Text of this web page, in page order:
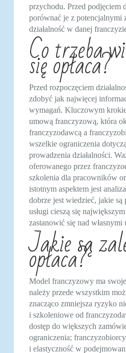
przychodu. Przed podjęciem
porównać je z potencjalnymi
działalność w danej
Co trzeba
się opłaca?
Przed rozpoczęciem
zdobyć jak najwięcej
wymagań. Kluczowym
umową franczyzową, która
franczyzodawcą a
wszelkie ograniczenia
prowadzenia działalności.
oferowanego przez
szkolenia dla pracowników
istotnym aspektem jest
dobrze jest wiedzieć, jakie
usługi cieszą się
zastanowić się nad
Jakie są
opłaca?
Model franczyzowy ma
należy przede wszystkim
znacząco zmniejsza ryzyko
i szkoleniowe od
dostęp do większych
ograniczenia;
i elastyczność w